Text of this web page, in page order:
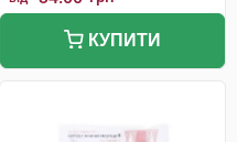
КУПИТИ